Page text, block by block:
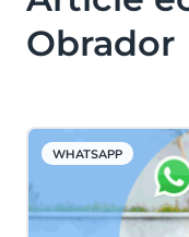
Obrador
WHATSAPP